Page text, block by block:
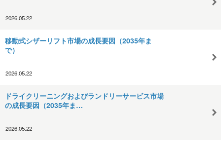
2026.05.22
移動式シザーリフト市場の成長要因（2035年ま
で）
2026.05.22
ドライクリーニングおよびランドリーサービス市場
の成長要因（2035年ま…
2026.05.22